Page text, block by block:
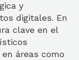
y
digitales. En
clave en el
áreas como